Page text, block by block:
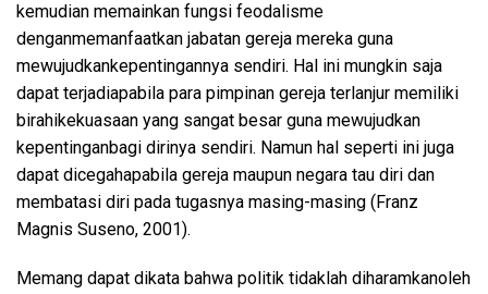
kemudian memainkan fungsi feodalisme
denganmemanfaatkan jabatan gereja mereka guna
mewujudkankepentingannya sendiri. Hal ini mungkin saja
dapat terjadiapabila para pimpinan gereja terlanjur memiliki
birahikekuasaan yang sangat besar guna mewujudkan
kepentinganbagi dirinya sendiri. Namun hal seperti ini juga
dapat dicegahapabila gereja maupun negara tau diri dan
membatasi diri pada tugasnya masing-masing (Franz
Magnis Suseno, 2001).
Memang dapat dikata bahwa politik tidaklah diharamkanoleh